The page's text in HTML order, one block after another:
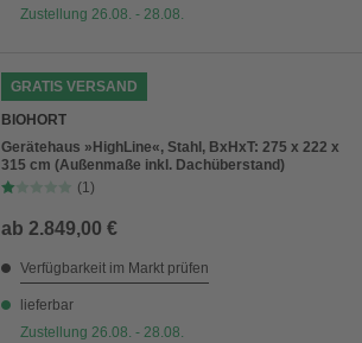
Zustellung 26.08. - 28.08.
GRATIS VERSAND
BIOHORT
Gerätehaus »HighLine«, Stahl, BxHxT: 275 x 222 x
315 cm (Außenmaße inkl. Dachüberstand)
(1)
ab 2.849,00 €
Verfügbarkeit im Markt prüfen
lieferbar
Zustellung 26.08. - 28.08.